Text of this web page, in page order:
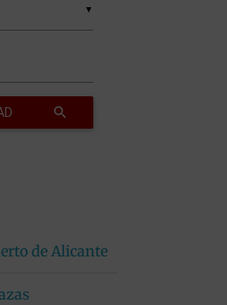
de Alicante